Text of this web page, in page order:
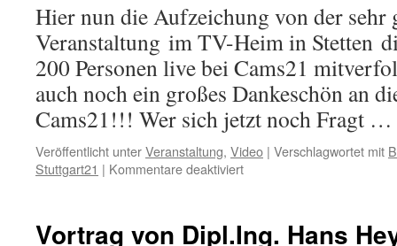
Hier nun die Aufzeichung von der sehr
Veranstaltung im TV-Heim in Stetten
200 Personen live bei Cams21
auch noch ein großes Dankeschön an
Cams21!!! Wer sich jetzt noch Fragt …
Veröffentlicht unterVeranstaltung, Video | Verschlagwortet mit
Stuttgart21 | Kommentare deaktiviertfür
S21
Vortrag von Dipl.Ing. Hans